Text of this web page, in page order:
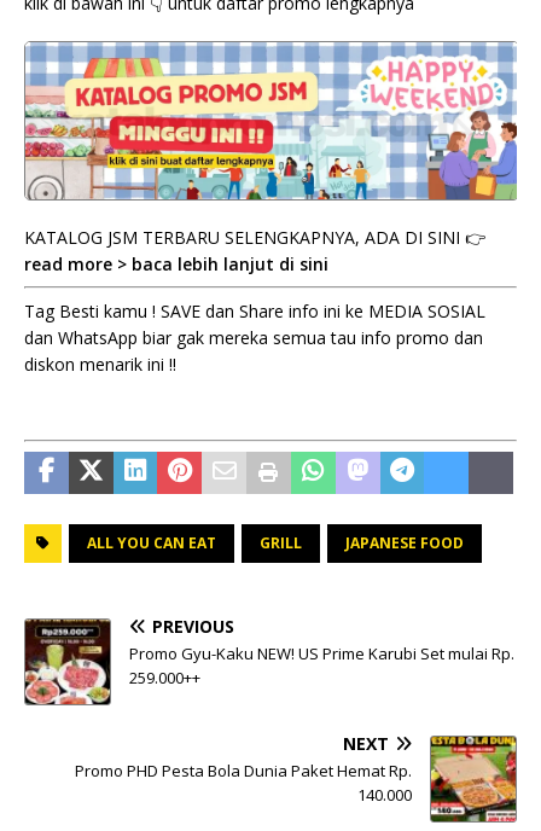
KATALOG JSM TERBARU SELENGKAPNYA, ADA DI SINI 👉
read more > baca lebih lanjut di sini
Tag Besti kamu ! SAVE dan Share info ini ke MEDIA SOSIAL
dan WhatsApp biar gak mereka semua tau info promo dan
diskon menarik ini !!
ALL YOU CAN EAT GRILL JAPANESE FOOD
PREVIOUS
Promo Gyu-Kaku NEW! US Prime Karubi Set mulai Rp.
259.000++
NEXT
Promo PHD Pesta Bola Dunia Paket Hemat Rp.
140.000